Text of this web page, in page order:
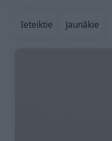
Ieteiktie Jaunākie